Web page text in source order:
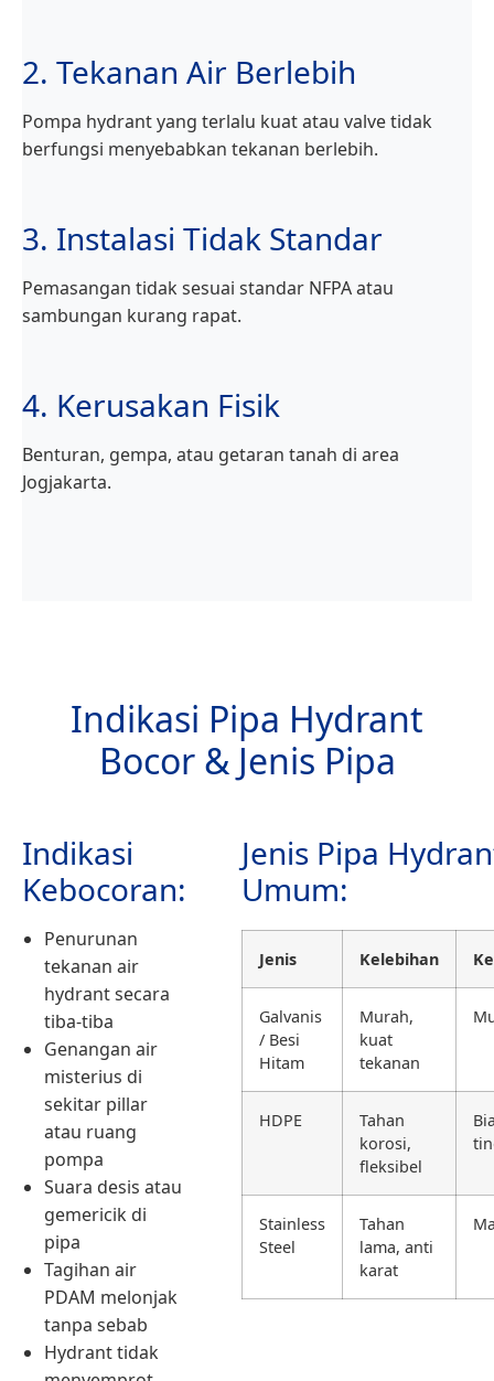
2. Tekanan Air Berlebih
Pompa hydrant yang terlalu kuat atau valve tidak
berfungsi menyebabkan tekanan berlebih.
3. Instalasi Tidak Standar
Pemasangan tidak sesuai standar NFPA atau
sambungan kurang rapat.
4. Kerusakan Fisik
Benturan, gempa, atau getaran tanah di area
Jogjakarta.
Indikasi Pipa Hydrant
Bocor & Jenis Pipa
Indikasi
Kebocoran:
Penurunan
tekanan air
hydrant secara
tiba-tiba
Genangan air
misterius di
sekitar pillar
atau ruang
pompa
Suara desis atau
gemericik di
pipa
Tagihan air
PDAM melonjak
tanpa sebab
Hydrant tidak
Jenis Pipa
Umum:
Jenis Kelebihan
Galvanis
/ Besi
Hitam
Murah,
kuat
tekanan
HDPE
Tahan
korosi,
fleksibel
Stainless
Steel
Tahan
lama, anti
karat